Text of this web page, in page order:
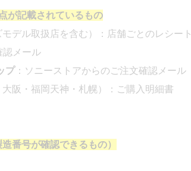
が記載されているもの
モデル取扱店を含む）：店舗ごとのレシート
認メール
プ：ソニーストアからのご注文確認メール
大阪・福岡天神・札幌）：ご購入明細書
番号が確認できるもの）